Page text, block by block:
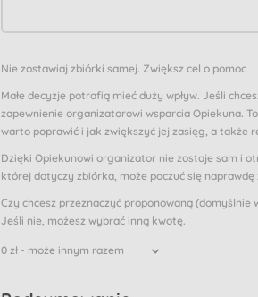
Nie zostawiaj zbiórki samej. Zwiększ cel o pomoc
Małe decyzje potrafią mieć duży wpływ. Jeśli
zapewnienie organizatorowi wsparcia Opiekuna.
warto poprawić i jak zwiększyć jej zasięg, a także
Dzięki Opiekunowi organizator nie zostaje sam i
której dotyczy zbiórka, może poczuć się naprawdę
Czy chcesz przeznaczyć proponowaną (domyślnie
Jeśli nie, możesz wybrać inną kwotę.
0 zł - może innym razem